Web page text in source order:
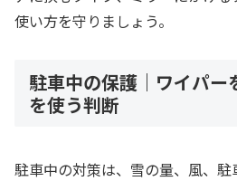
使い方を守りましょう。
駐車中の保護｜ワイパー
を使う判断
駐車中の対策は、雪の量、風、